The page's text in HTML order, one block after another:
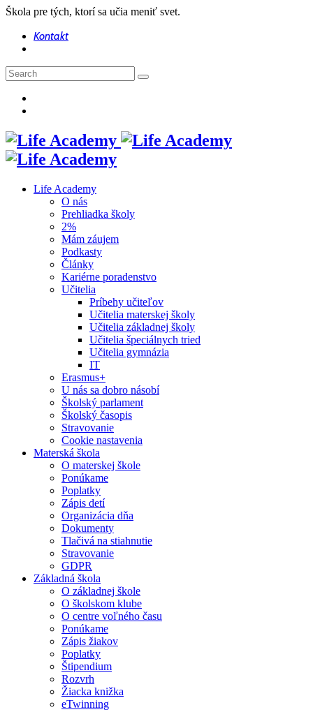
Škola pre tých, ktorí sa učia meniť svet.
Kontakt
Life Academy
O nás
Prehliadka školy
2%
Mám záujem
Podkasty
Články
Kariérne poradenstvo
Učitelia
Príbehy učiteľov
Učitelia materskej školy
Učitelia základnej školy
Učitelia špeciálnych tried
Učitelia gymnázia
IT
Erasmus+
U nás sa dobro násobí
Školský parlament
Školský časopis
Stravovanie
Cookie nastavenia
Materská škola
O materskej škole
Ponúkame
Poplatky
Zápis detí
Organizácia dňa
Dokumenty
Tlačivá na stiahnutie
Stravovanie
GDPR
Základná škola
O základnej škole
O školskom klube
O centre voľného času
Ponúkame
Zápis žiakov
Poplatky
Štipendium
Rozvrh
Žiacka knižka
eTwinning